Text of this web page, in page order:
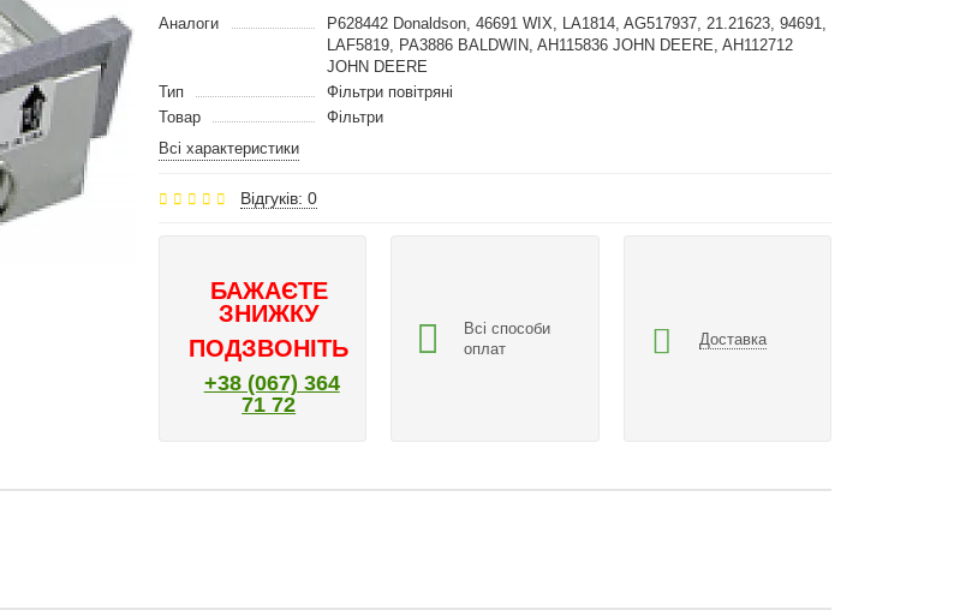
Аналоги
P628442 Donaldson, 46691 WIX, LA1814, AG517937, 21.21623, 94691,
LAF5819, PA3886 BALDWIN, AH115836 JOHN DEERE, AH112712
JOHN DEERE
Тип
Фільтри повітряні
Товар
Фільтри
Всі характеристики
Відгуків: 0
БАЖАЄТЕ
ЗНИЖКУ
ПОДЗВОНІТЬ
+38 (067) 364
71 72
Всі способи
оплат
Доставка